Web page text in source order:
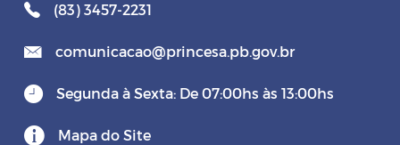
(83) 3457-2231
comunicacao@princesa.pb.gov.br
Segunda à Sexta: De 07:00hs às 13:00hs
Mapa do Site